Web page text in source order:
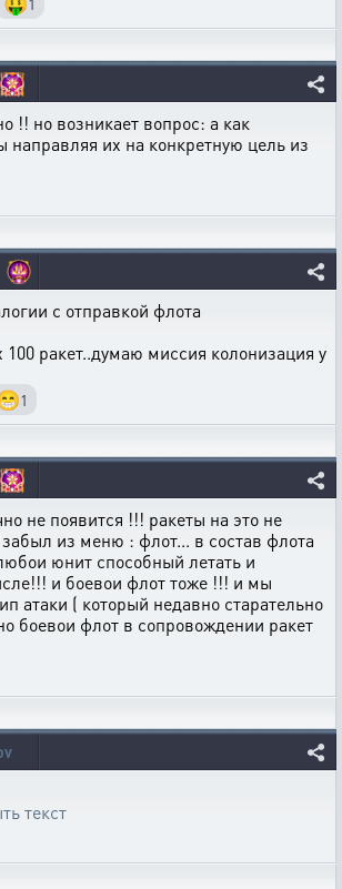
!! но возникает вопрос: а как
направляя их на конкретную цель из
с отправкой флота
ракет..думаю миссия колонизация у
1
не появится !!! ракеты на это не
из меню : флот... в состав флота
юнит способный летать и
и боевои флот тоже !!! и мы
атаки ( который недавно старательно
боевои флот в сопровождении ракет
текст